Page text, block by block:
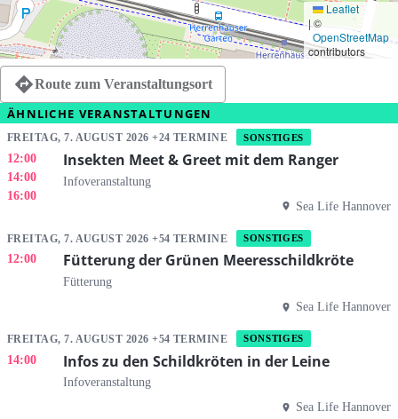
Leaflet
|©
OpenStreetMap
contributors
Route zum Veranstaltungsort
ÄHNLICHE VERANSTALTUNGEN
FREITAG, 7. AUGUST 2026 +24 TERMINE SONSTIGES
12:00
14:00
16:00
Insekten Meet & Greet mit dem Ranger
Infoveranstaltung
Sea Life Hannover
FREITAG, 7. AUGUST 2026 +54 TERMINE SONSTIGES
12:00 Fütterung der Grünen Meeresschildkröte
Fütterung
Sea Life Hannover
FREITAG, 7. AUGUST 2026 +54 TERMINE SONSTIGES
14:00 Infos zu den Schildkröten in der Leine
Infoveranstaltung
Sea Life Hannover